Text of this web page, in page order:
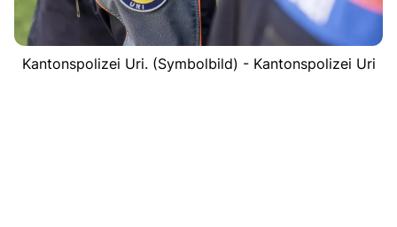
Kantonspolizei Uri. (Symbolbild) - Kantonspolizei Uri